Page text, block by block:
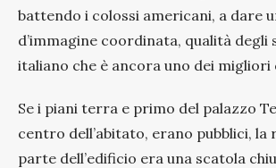
battendo i colossi americani, a dare
d’immagine coordinata, qualità degli
italiano che è ancora uno dei migliori
Se i piani terra e primo del palazzo
centro dell’abitato, erano pubblici, la
parte dell’edificio era una scatola